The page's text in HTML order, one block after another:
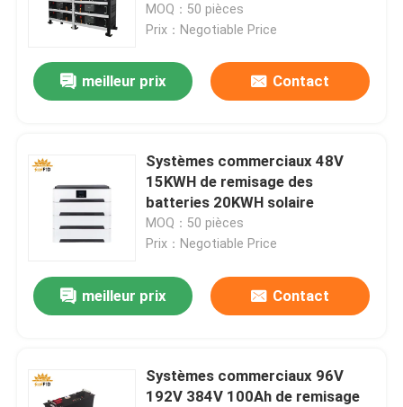
MOQ：50 pièces
Prix：Negotiable Price
meilleur prix Contact
Systèmes commerciaux 48V
15KWH de remisage des
batteries 20KWH solaire
MOQ：50 pièces
Prix：Negotiable Price
meilleur prix Contact
Systèmes commerciaux 96V
192V 384V 100Ah de remisage